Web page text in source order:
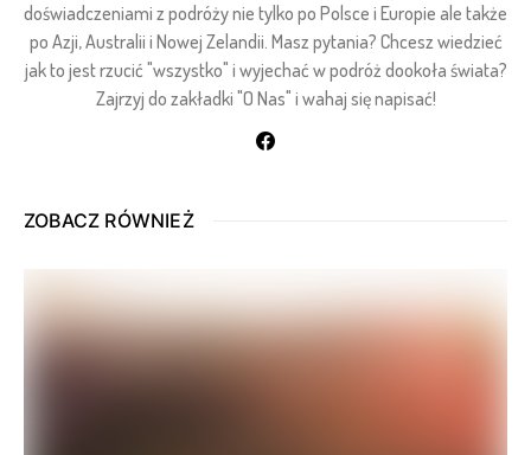
doświadczeniami z podróży nie tylko po Polsce i Europie ale także
po Azji, Australii i Nowej Zelandii. Masz pytania? Chcesz wiedzieć
jak to jest rzucić "wszystko" i wyjechać w podróż dookoła świata?
Zajrzyj do zakładki "O Nas" i wahaj się napisać!
ZOBACZ RÓWNIEŻ